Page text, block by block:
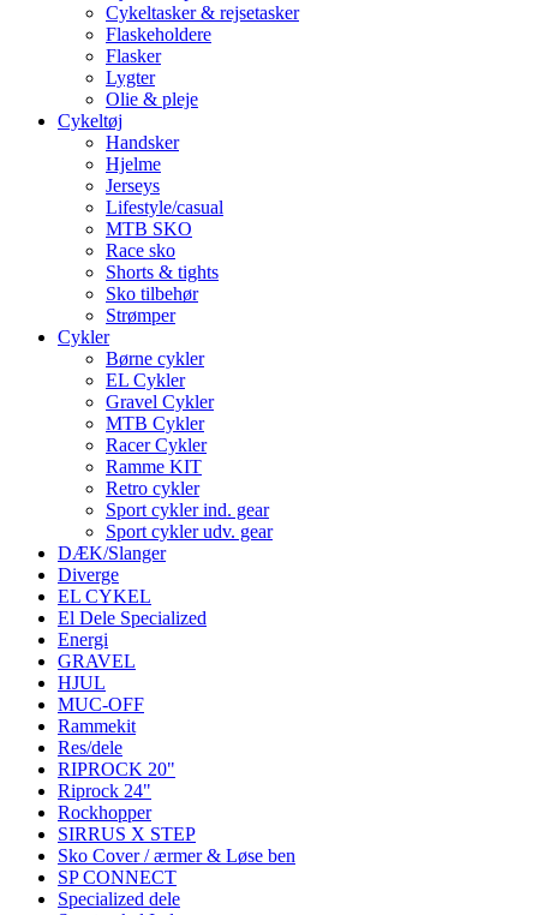
Cykeltasker & rejsetasker
Flaskeholdere
Flasker
Lygter
Olie & pleje
Cykeltøj
Handsker
Hjelme
Jerseys
Lifestyle/casual
MTB SKO
Race sko
Shorts & tights
Sko tilbehør
Strømper
Cykler
Børne cykler
EL Cykler
Gravel Cykler
MTB Cykler
Racer Cykler
Ramme KIT
Retro cykler
Sport cykler ind. gear
Sport cykler udv. gear
DÆK/Slanger
Diverge
EL CYKEL
El Dele Specialized
Energi
GRAVEL
HJUL
MUC-OFF
Rammekit
Res/dele
RIPROCK 20"
Riprock 24"
Rockhopper
SIRRUS X STEP
Sko Cover / ærmer & Løse ben
SP CONNECT
Specialized dele